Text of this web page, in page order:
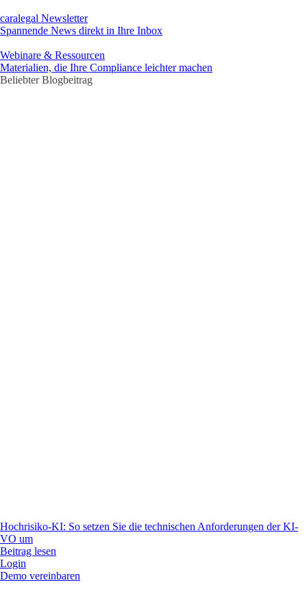
caralegal Newsletter
Spannende News direkt in Ihre Inbox
Webinare & Ressourcen
Materialien, die Ihre Compliance leichter machen
Beliebter Blogbeitrag
Hochrisiko-KI: So setzen Sie die technischen Anforderungen der KI-
VO um
Beitrag lesen
Login
Demo vereinbaren